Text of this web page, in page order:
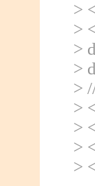
>
>
>
>
>
>
>
>
>